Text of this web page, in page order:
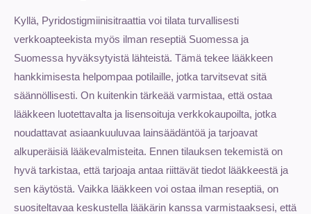
Kyllä, Pyridostigmiinisitraattia voi tilata turvallisesti
verkkoapteekista myös ilman reseptiä Suomessa ja
Suomessa hyväksytyistä lähteistä. Tämä tekee lääkkeen
hankkimisesta helpompaa potilaille, jotka tarvitsevat sitä
säännöllisesti. On kuitenkin tärkeää varmistaa, että ostaa
lääkkeen luotettavalta ja lisensoituja verkkokaupoilta, jotka
noudattavat asiaankuuluvaa lainsäädäntöä ja tarjoavat
alkuperäisiä lääkevalmisteita. Ennen tilauksen tekemistä on
hyvä tarkistaa, että tarjoaja antaa riittävät tiedot lääkkeestä ja
sen käytöstä. Vaikka lääkkeen voi ostaa ilman reseptiä, on
suositeltavaa keskustella lääkärin kanssa varmistaaksesi, että